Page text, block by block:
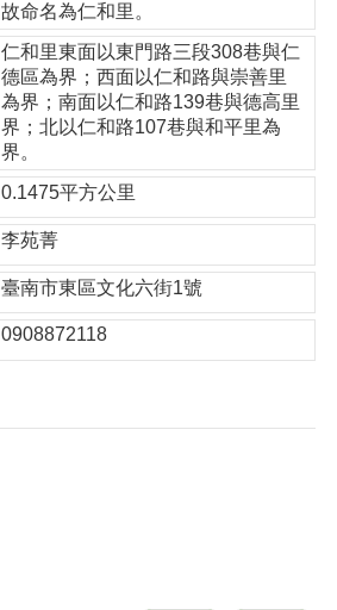
故命名為仁和里。
仁和里東面以東門路三段308巷與仁
德區為界；西面以仁和路與崇善里
為界；南面以仁和路139巷與德高里
界；北以仁和路107巷與和平里為
界。
0.1475平方公里
李苑菁
臺南市東區文化六街1號
0908872118